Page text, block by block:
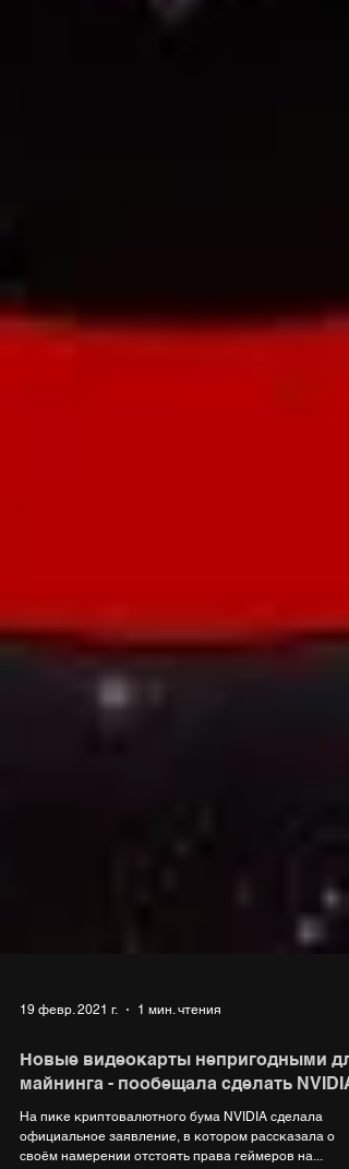
19 февр. 2021 г. 1 мин. чтения
майнинга - пообещала сделать NVIDIA
На пике криптовалютного бума NVIDIA сделала